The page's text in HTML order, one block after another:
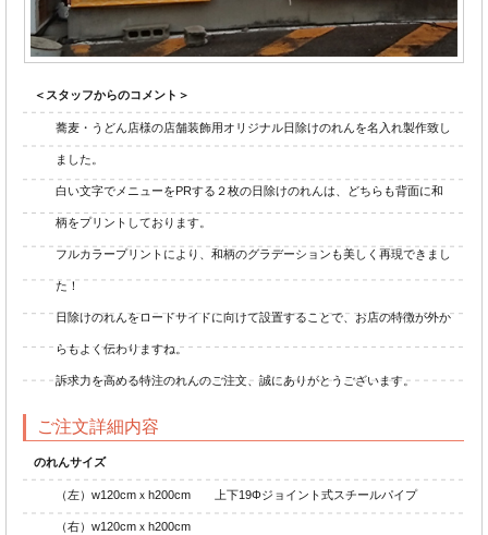
＜スタッフからのコメント＞
蕎麦・うどん店様の店舗装飾用オリジナル日除けのれんを名入れ製作致し
ました。
白い文字でメニューをPRする２枚の日除けのれんは、どちらも背面に和
柄をプリントしております。
フルカラープリントにより、和柄のグラデーションも美しく再現できまし
た！
日除けのれんをロードサイドに向けて設置することで、お店の特徴が外か
らもよく伝わりますね。
訴求力を高める特注のれんのご注文、誠にありがとうございます。
ご注文詳細内容
のれんサイズ
（左）w120cmｘh200cm 上下19Φジョイント式スチールパイプ
（右）w120cmｘh200cm